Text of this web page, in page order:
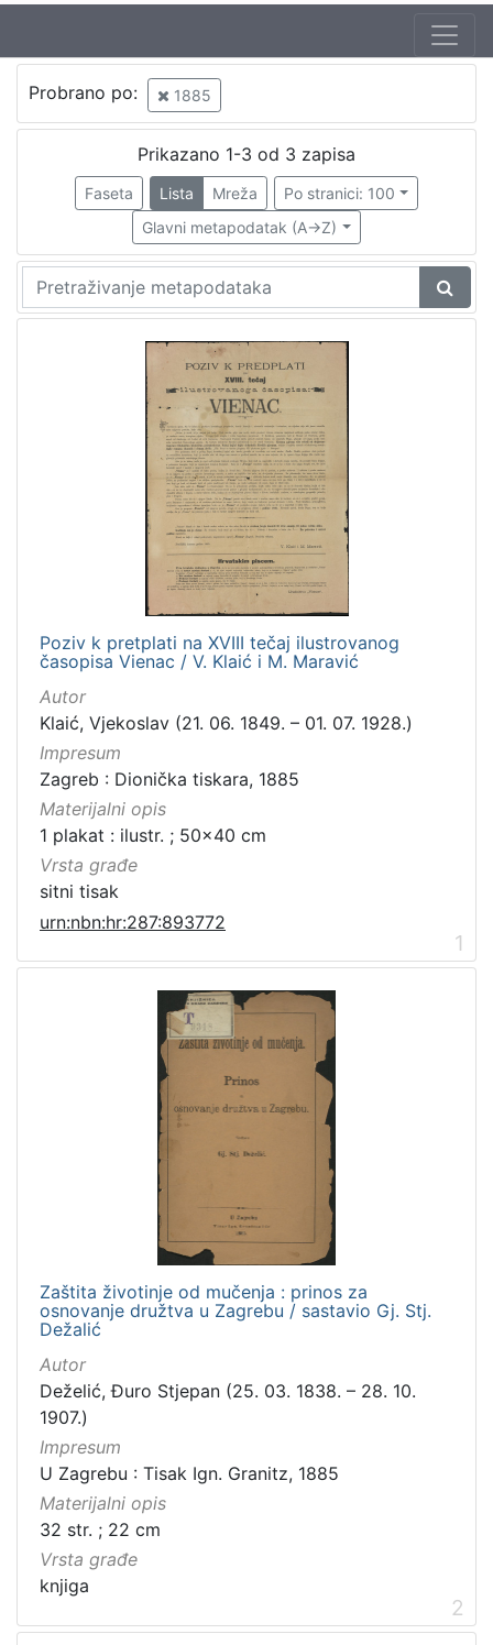
Jezik
hrvatski
Nakladnička
cjelina
Zagreb na pragu modernog doba
Probrano po: 1885
Prikazano 1-3 od 3 zapisa
Faseta Lista Mreža
Po stranici: 100
Glavni metapodatak (A->Z)
Poziv k pretplati na XVIII tečaj ilustrovanog
časopisa Vienac / V. Klaić i M. Maravić
Autor
Klaić, Vjekoslav (21. 06. 1849. – 01. 07. 1928.)
Impresum
Zagreb : Dionička tiskara, 1885
Materijalni opis
1 plakat : ilustr. ; 50x40 cm
Vrsta građe
sitni tisak
urn:nbn:hr:287:893772
1
Zaštita životinje od mučenja : prinos za
osnovanje družtva u Zagrebu / sastavio Gj. Stj.
Dežalić
Autor
Deželić, Đuro Stjepan (25. 03. 1838. – 28. 10.
1907.)
Impresum
U Zagrebu : Tisak Ign. Granitz, 1885
Materijalni opis
32 str. ; 22 cm
Vrsta građe
knjiga
2